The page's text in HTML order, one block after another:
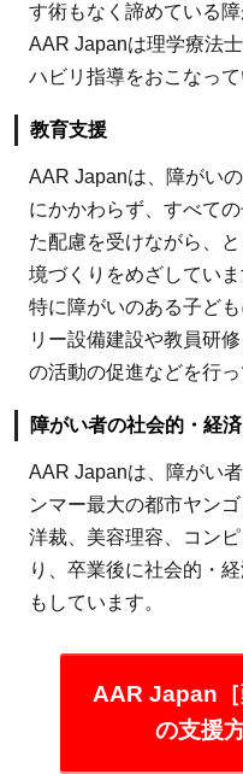
す術もなく諦めている
AAR Japanは理学療法
ハビリ指導をおこなって
教育支援
AAR Japanは、障がい
にかかわらず、すべて
た配慮を受けながら、
境づくりをめざしていま
特に障がいのある子ど
リー設備建設や教員研
の活動の促進などを行っ
障がい者の社会的・経
AAR Japanは、障がい
ンマー最大の都市ヤン
洋裁、美容理容、コン
り、卒業後に社会的・
もしています。
AAR Japan
の支援